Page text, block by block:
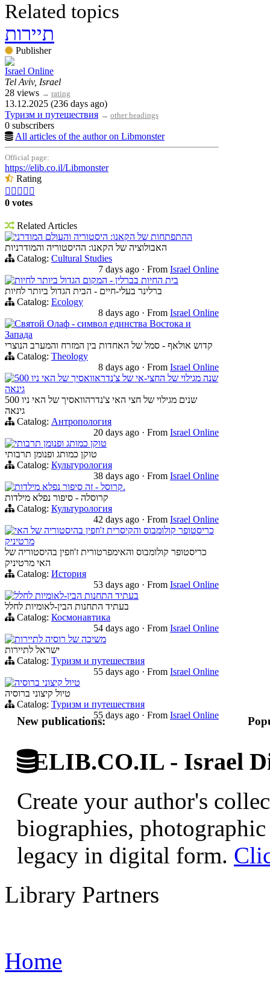
Related topics
תיירות
Publisher
Israel Online
Tel Aviv, Israel
28 views → rating
13.12.2025 (236 days ago)
Туризм и путешествия → other headings
0 subscribers
All articles of the author on Libmonster
Official page:
https://elib.co.il/Libmonster
Rating
    
0 votes
Related Articles
ההתפתחות של הקאנו: היסטוריה והעולם המודרני
האבולוציה של הקאנו: ההיסטוריה והמודרניות
Catalog: Cultural Studies
7 days ago · From Israel Online
בית החיות בברלין - המקום הגדול ביותר לחיות
ברלינר בעלי-חיים - הבית הגדול ביותר לחיות
Catalog: Ecology
8 days ago · From Israel Online
Святой Олаф - символ единства Востока и
Запада
קדוש אולאף - סמל של האחדות בין המזרח והמערב הנוצרי
Catalog: Theology
8 days ago · From Israel Online
500 שנה מגילוי של החצי-אי של צ'נדראוואסיך של האי ניו
גינאה
500 שנים מגילוי של חצי האי צ'נדרהוואסיך של האי ניו
גינאה
Catalog: Антропология
20 days ago · From Israel Online
טוקן כמותג ופנומן תרבותי
טוקן כמותג ופנומן תרבותי
Catalog: Культурология
38 days ago · From Israel Online
קרוסל - זה סיפור נפלא מילדות.
קרוסלה - סיפור נפלא מילדות
Catalog: Культурология
42 days ago · From Israel Online
כריסטופר קולומבוס והקיסרית ז'וזפין בהיסטוריה של האי
כריסטופר קולומבוס והאימפרטורית ז'וזפין בהיסטוריה של
האי מרטיניק
Catalog: История
53 days ago · From Israel Online
בעתיד התחנות הבין-לאומיות לחלל
בעתיד התחנות הבין-לאומיות לחלל
Catalog: Космонавтика
54 days ago · From Israel Online
משיכה של רוסיה לתיירות
ישראל לתיירות
Catalog: Туризм и путешествия
55 days ago · From Israel Online
טיול קיצוני ברוסיה
טיול קיצוני ברוסיה
Catalog: Туризм и путешествия
55 days ago · From Israel Online
New publications:
ELIB.CO.IL - Israel
Create your author's
biographies,
legacy in digital form.
Library Partners
Home